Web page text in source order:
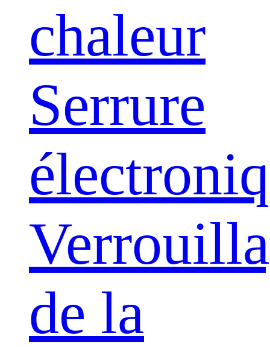
chaleur
Serrure
de la